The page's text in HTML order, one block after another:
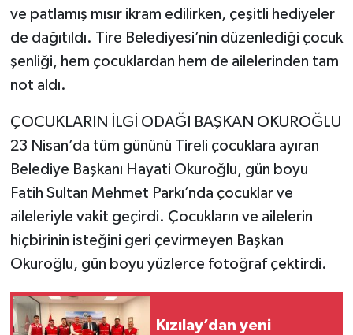
ve patlamış mısır ikram edilirken, çeşitli hediyeler
de dağıtıldı. Tire Belediyesi’nin düzenlediği çocuk
şenliği, hem çocuklardan hem de ailelerinden tam
not aldı.
ÇOCUKLARIN İLGİ ODAĞI BAŞKAN OKUROĞLU
23 Nisan’da tüm gününü Tireli çocuklara ayıran
Belediye Başkanı Hayati Okuroğlu, gün boyu
Fatih Sultan Mehmet Parkı’nda çocuklar ve
aileleriyle vakit geçirdi. Çocukların ve ailelerin
hiçbirinin isteğini geri çevirmeyen Başkan
Okuroğlu, gün boyu yüzlerce fotoğraf çektirdi.
Kızılay’dan yeni